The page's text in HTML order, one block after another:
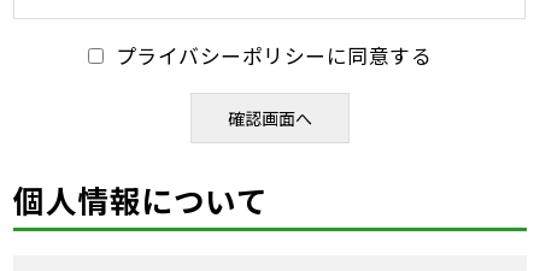
プライバシーポリシーに同意する
個人情報について